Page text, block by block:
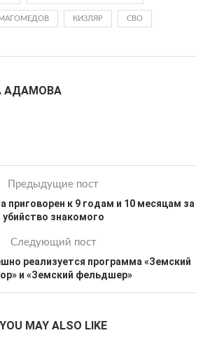
КИЗЛЯР СВО
АДАМОВА
Предыдущие пост
приговорен к 9 годам и 10 месяцам за
убийство знакомого
Следующий пост
реализуется программа «Земский
и «Земский фельдшер»
YOU MAY ALSO LIKE